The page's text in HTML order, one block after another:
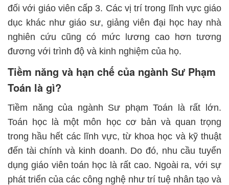
đối với giáo viên cấp 3. Các vị trí trong lĩnh vực giáo
dục khác như giáo sư, giảng viên đại học hay nhà
nghiên cứu cũng có mức lương cao hơn tương
đương với trình độ và kinh nghiệm của họ.
Tiềm năng và hạn chế của ngành Sư Phạm
Toán là gì?
Tiềm năng của ngành Sư phạm Toán là rất lớn.
Toán học là một môn học cơ bản và quan trọng
trong hầu hết các lĩnh vực, từ khoa học và kỹ thuật
đến tài chính và kinh doanh. Do đó, nhu cầu tuyển
dụng giáo viên toán học là rất cao. Ngoài ra, với sự
phát triển của các công nghệ như trí tuệ nhân tạo và